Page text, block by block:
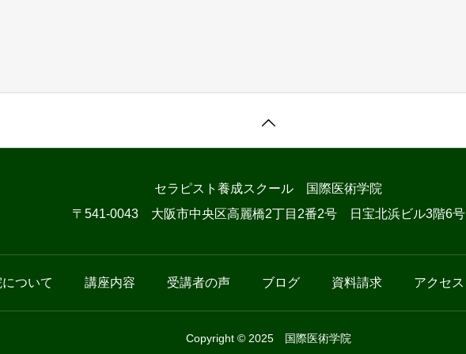
セラピスト養成スクール 国際医術学院
〒541-0043 大阪市中央区高麗橋2丁目2番2号 日宝北浜ビル3階6号
ついて 講座内容 受講者の声 ブログ 資料請求 アクセス
Copyright © 2025 国際医術学院